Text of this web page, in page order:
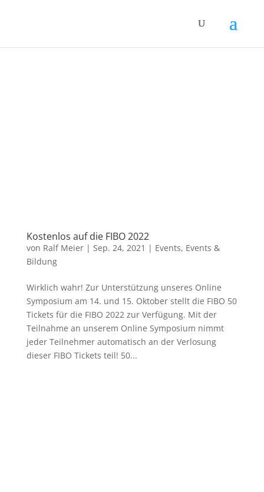
Kostenlos auf die FIBO 2022
von Ralf Meier| Sep. 24, 2021 | Events, Events &
Bildung
Wirklich wahr! Zur Unterstützung unseres Online
Symposium am 14. und 15. Oktober stellt die FIBO 50
Tickets für die FIBO 2022 zur Verfügung. Mit der
Teilnahme an unserem Online Symposium nimmt
jeder Teilnehmer automatisch an der Verlosung
dieser FIBO Tickets teil! 50...